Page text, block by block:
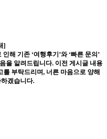
]
해 기존 ‘여행후기’와 ‘빠른 문의’
을 알려드립니다. 이전 게시글 내용
부탁드리며, 너른 마음으로 양해
겠습니다.